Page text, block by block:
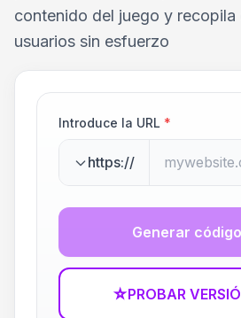
contenido del juego y
usuarios sin esfuerzo
Introduce la URL *
https://
Generar
☆PROBAR